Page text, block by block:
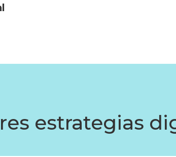
estrategias